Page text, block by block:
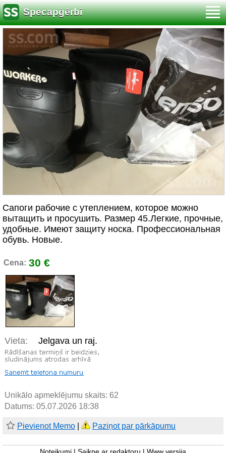
Specapģērbi
Сапоги рабочие с утеплением, которое можно
вытащить и просушить. Размер 45.Легкие, прочные,
удобные. Имеют защиту носка. Профессиональная
обувь. Новые.
Cena: 30 €
Vieta: Jelgava un raj.
Unikālo apmeklējumu skaits: 62
Datums: 05.07.2026 18:38
Pievienot Memo Paziņot par pārkāpumu